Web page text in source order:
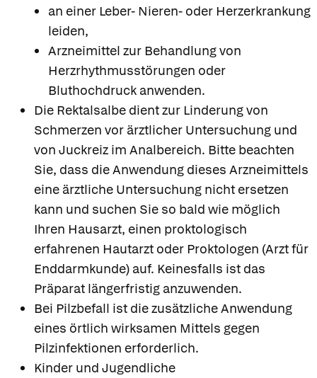
an einer Leber- Nieren- oder Herzerkrankung
leiden,
Arzneimittel zur Behandlung von
Herzrhythmusstörungen oder
Bluthochdruck anwenden.
Die Rektalsalbe dient zur Linderung von
Schmerzen vor ärztlicher Untersuchung und
von Juckreiz im Analbereich. Bitte beachten
Sie, dass die Anwendung dieses Arzneimittels
eine ärztliche Untersuchung nicht ersetzen
kann und suchen Sie so bald wie möglich
Ihren Hausarzt, einen proktologisch
erfahrenen Hautarzt oder Proktologen (Arzt für
Enddarmkunde) auf. Keinesfalls ist das
Präparat längerfristig anzuwenden.
Bei Pilzbefall ist die zusätzliche Anwendung
eines örtlich wirksamen Mittels gegen
Pilzinfektionen erforderlich.
Kinder und Jugendliche